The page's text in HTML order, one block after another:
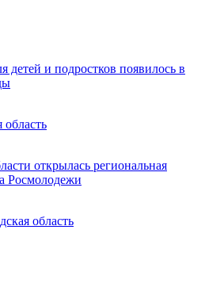
детей и подростков появилось в
область
открылась региональная
Росмолодежи
область